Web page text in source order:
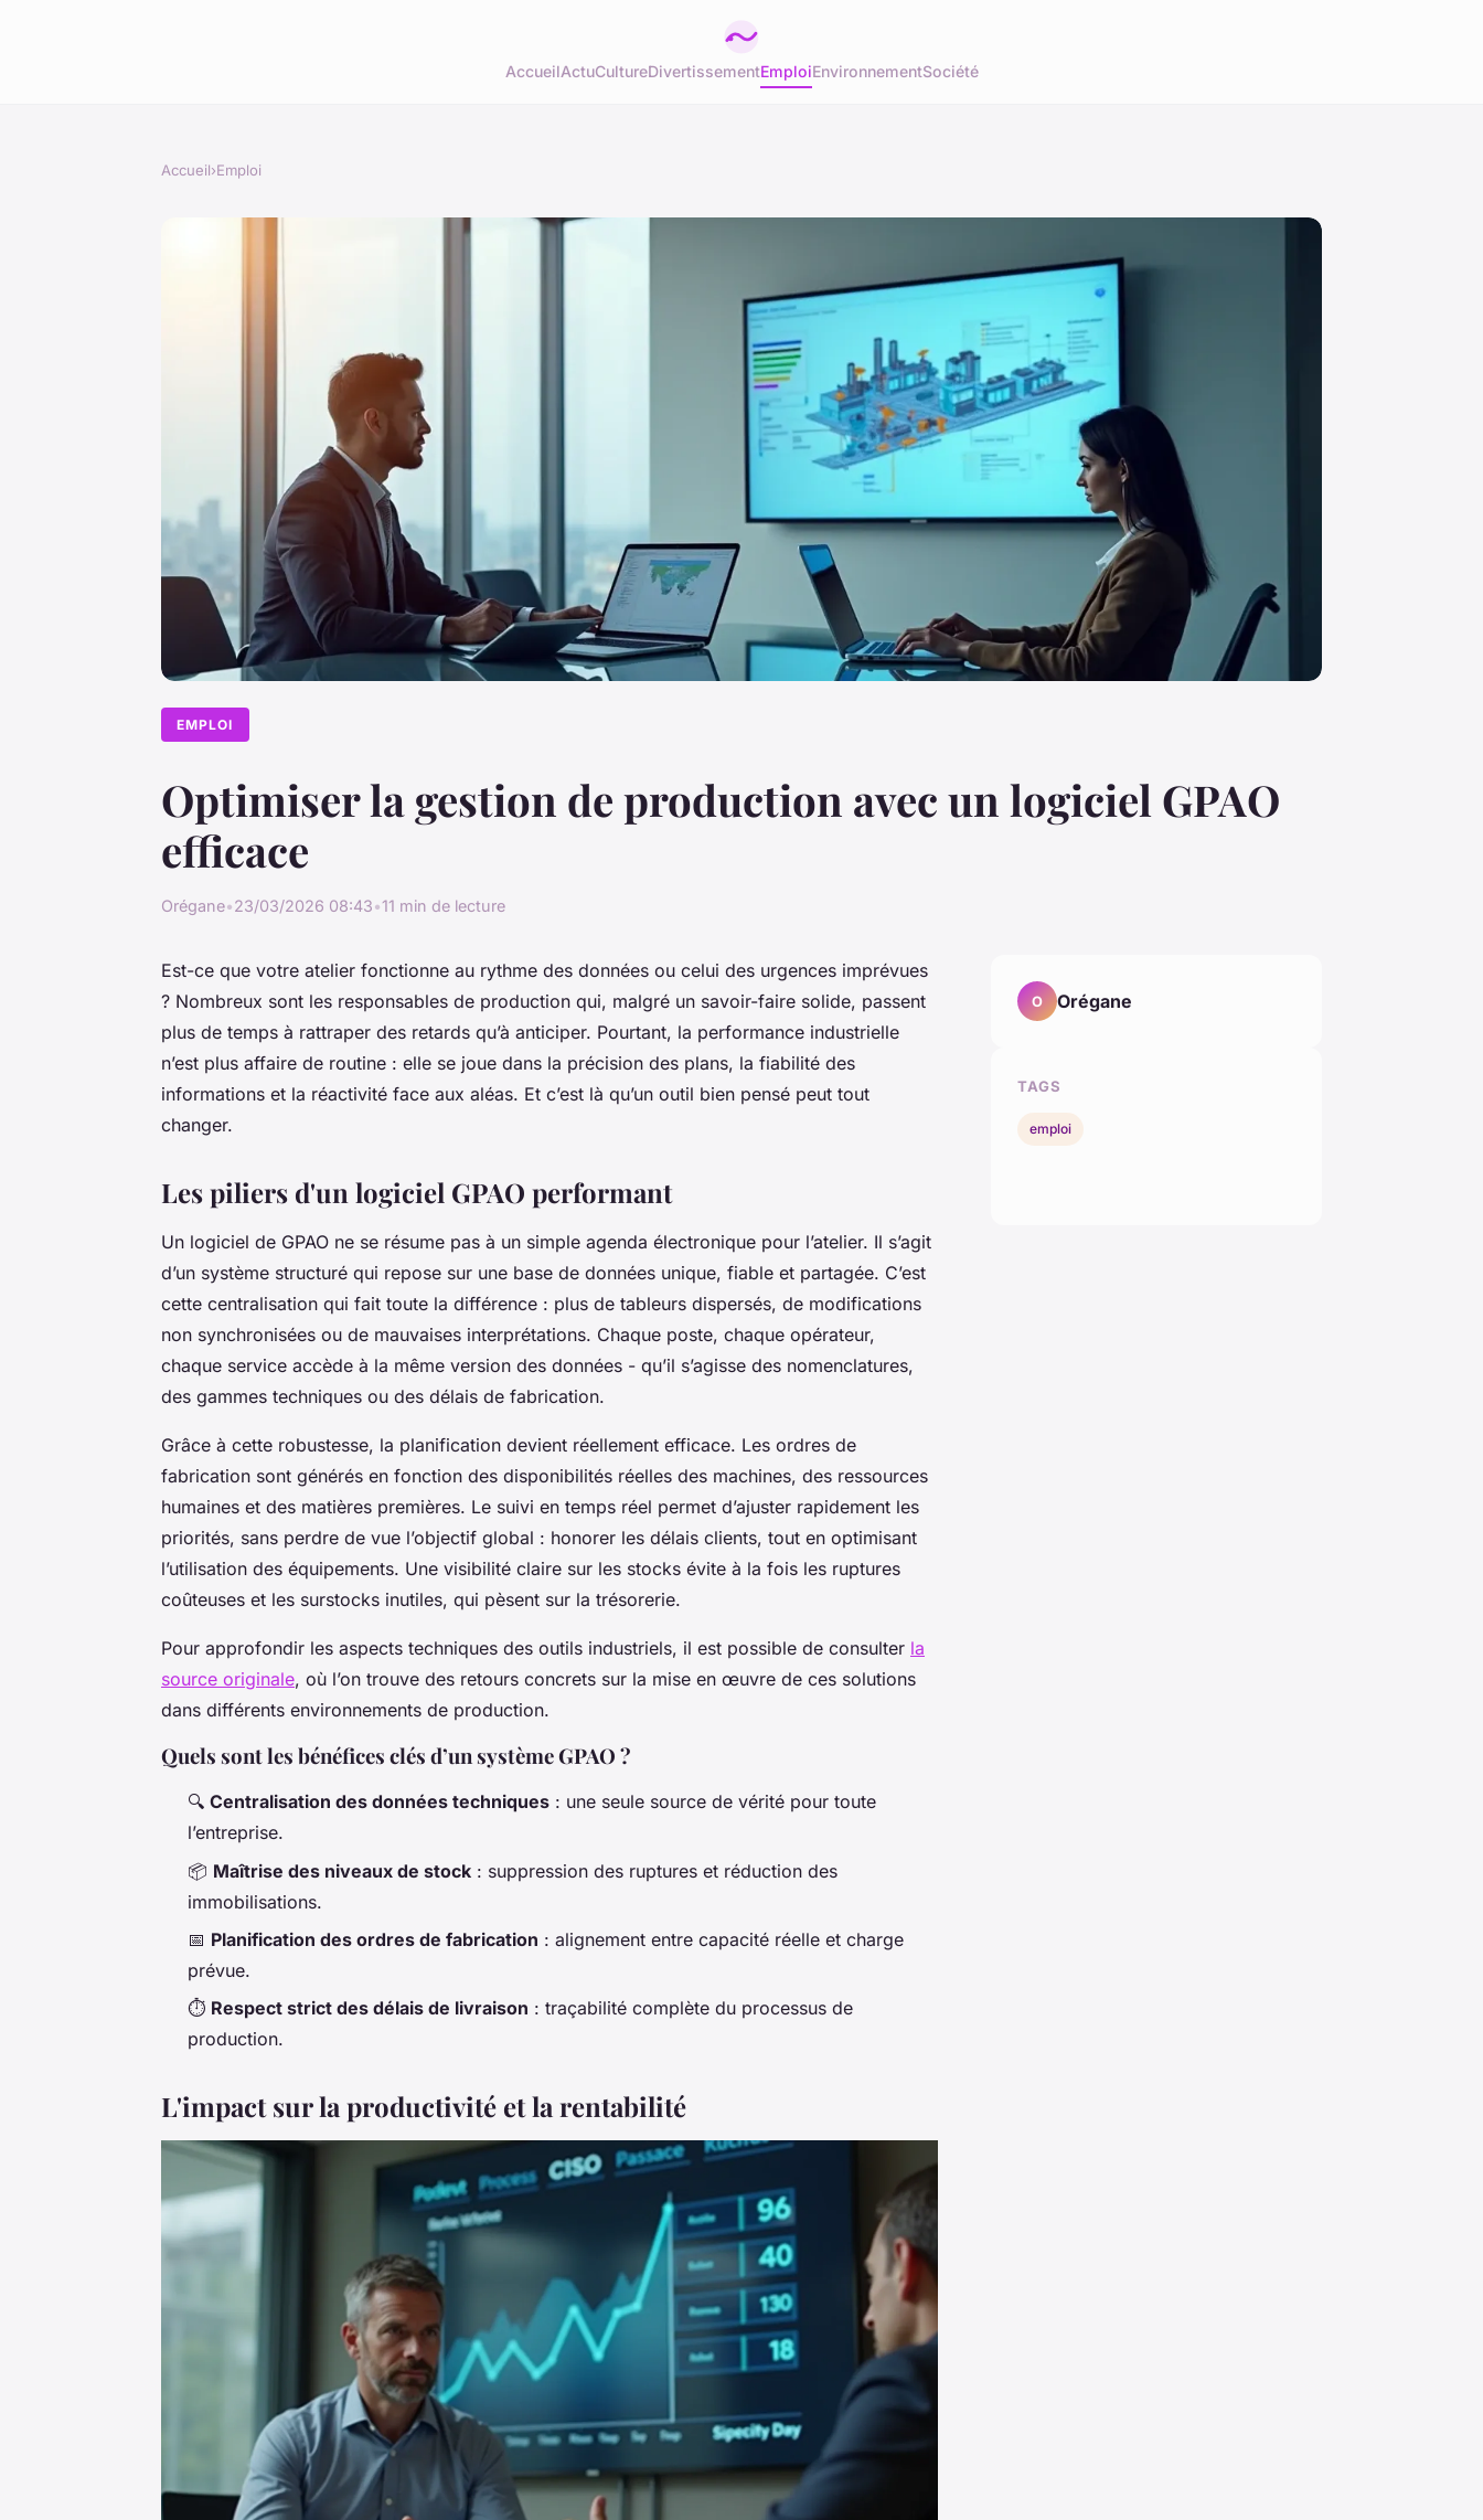
AccueilActuCultureDivertissementEmploiEnvironnementSociété
Accueil›Emploi
EMPLOI
Optimiser la gestion de production avec un logiciel GPAO
efficace
Orégane•23/03/2026 08:43•11 min de lecture
Est-ce que votre atelier fonctionne au rythme des données ou celui des urgences imprévues
? Nombreux sont les responsables de production qui, malgré un savoir-faire solide, passent
plus de temps à rattraper des retards qu’à anticiper. Pourtant, la performance industrielle
n’est plus affaire de routine : elle se joue dans la précision des plans, la fiabilité des
informations et la réactivité face aux aléas. Et c’est là qu’un outil bien pensé peut tout
changer.
Les piliers d'un logiciel GPAO performant
Un logiciel de GPAO ne se résume pas à un simple agenda électronique pour l’atelier. Il s’agit
d’un système structuré qui repose sur une base de données unique, fiable et partagée. C’est
cette centralisation qui fait toute la différence : plus de tableurs dispersés, de modifications
non synchronisées ou de mauvaises interprétations. Chaque poste, chaque opérateur,
chaque service accède à la même version des données - qu’il s’agisse des nomenclatures,
des gammes techniques ou des délais de fabrication.
Grâce à cette robustesse, la planification devient réellement efficace. Les ordres de
fabrication sont générés en fonction des disponibilités réelles des machines, des ressources
humaines et des matières premières. Le suivi en temps réel permet d’ajuster rapidement les
priorités, sans perdre de vue l’objectif global : honorer les délais clients, tout en optimisant
l’utilisation des équipements. Une visibilité claire sur les stocks évite à la fois les ruptures
coûteuses et les surstocks inutiles, qui pèsent sur la trésorerie.
Pour approfondir les aspects techniques des outils industriels, il est possible de consulter la
source originale, où l’on trouve des retours concrets sur la mise en œuvre de ces solutions
dans différents environnements de production.
Quels sont les bénéfices clés d’un système GPAO ?
🔍 Centralisation des données techniques : une seule source de vérité pour toute
l’entreprise.
📦 Maîtrise des niveaux de stock : suppression des ruptures et réduction des
immobilisations.
📅 Planification des ordres de fabrication : alignement entre capacité réelle et charge
prévue.
⏱️ Respect strict des délais de livraison : traçabilité complète du processus de
production.
L'impact sur la productivité et la rentabilité
O Orégane
TAGS
emploi